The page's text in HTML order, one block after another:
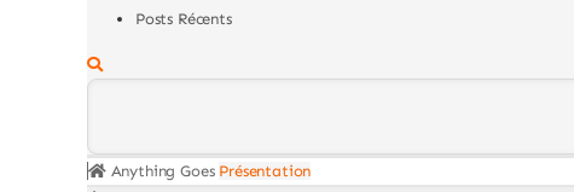
Posts Récents
Anything Goes Présentation